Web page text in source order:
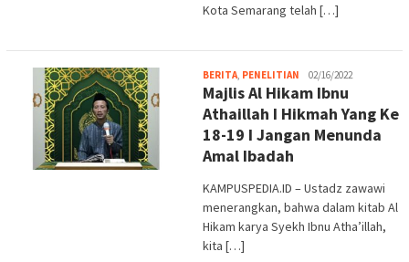
Kota Semarang telah […]
BERITA, PENELITIAN admin
02/16/2022
Majlis Al Hikam Ibnu
Athaillah I Hikmah Yang Ke
18-19 I Jangan Menunda
Amal Ibadah
KAMPUSPEDIA.ID – Ustadz zawawi
menerangkan, bahwa dalam kitab Al
Hikam karya Syekh Ibnu Atha’illah,
kita […]